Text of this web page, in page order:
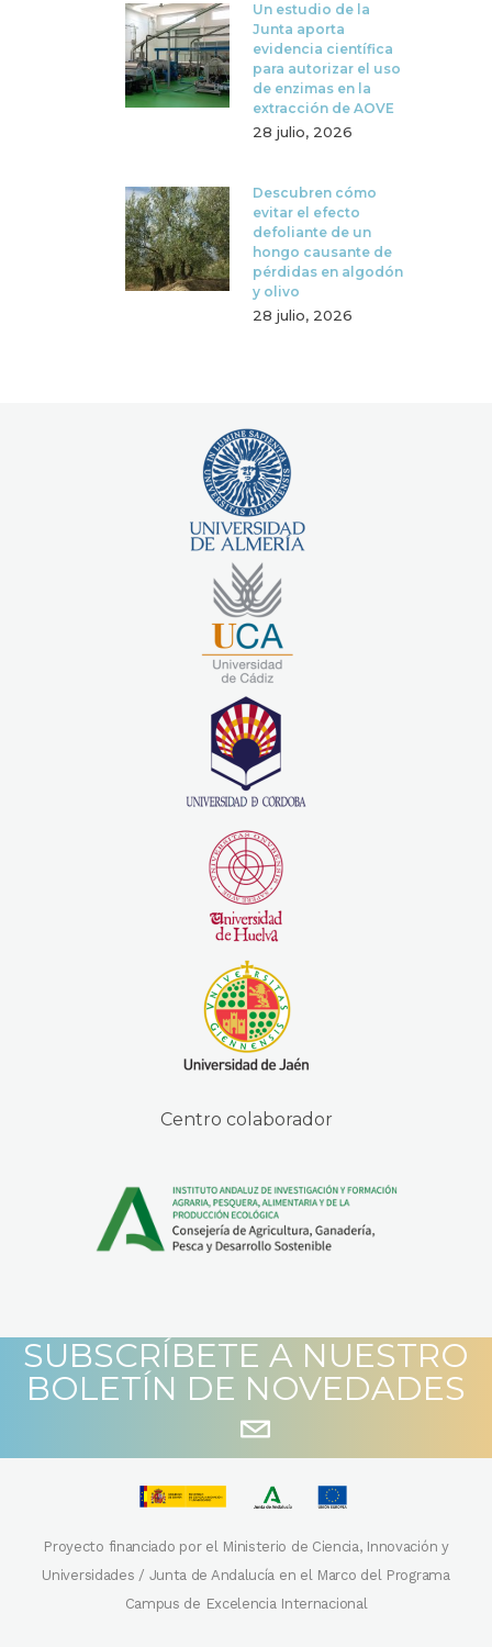
Un estudio de la
Junta aporta
evidencia científica
para autorizar el uso
de enzimas en la
extracción de AOVE
28 julio, 2026
Descubren cómo
evitar el efecto
defoliante de un
hongo causante de
pérdidas en algodón
y olivo
28 julio, 2026
Centro colaborador
SUBSCRÍBETE A NUESTRO
BOLETÍN DE NOVEDADES
Proyecto financiado por el Ministerio de Ciencia, Innovación y
Universidades / Junta de Andalucía en el Marco del Programa
Campus de Excelencia Internacional